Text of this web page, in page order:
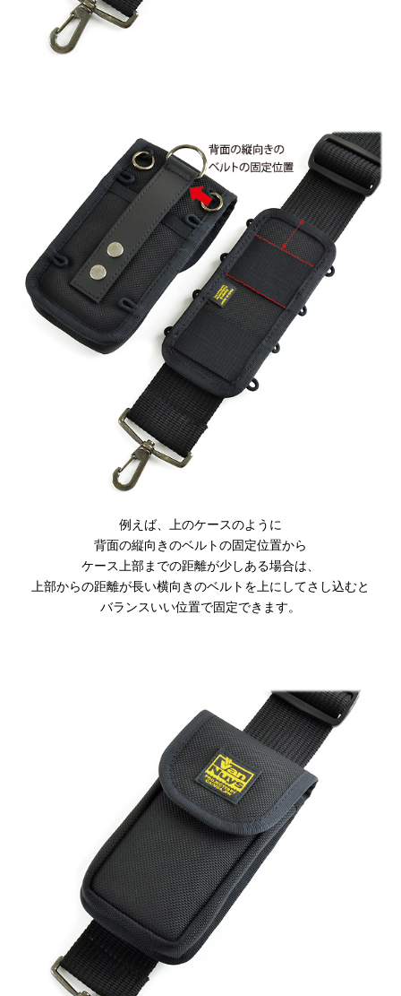
例えば、上のケースのように
背面の縦向きのベルトの固定位置から
ケース上部までの距離が少しある場合は、
上部からの距離が長い横向きのベルトを上にしてさし込むと
バランスいい位置で固定できます。